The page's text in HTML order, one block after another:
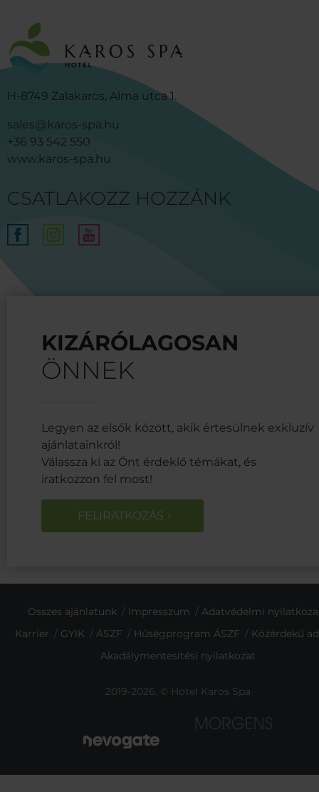
H-8749 Zalakaros, Alma utca 1.
sales@karos-spa.hu
+36 93 542 550
www.karos-spa.hu
CSATLAKOZZ HOZZÁNK
KIZÁRÓLAGOSAN
ÖNNEK
Legyen az elsők között, akik értesülnek exkluzív
ajánlatainkról!
Válassza ki az Önt érdeklő témákat, és
iratkozzon fel most!
FELIRATKOZÁS
Összes ajánlatunk Impresszum
Adatvédelmi
Karrier
GYIK ÁSZF Hűségprogram ÁSZF
Közérdekű
Akadálymentesítési nyilatkozat
2019-2026. © Hotel Karos Spa